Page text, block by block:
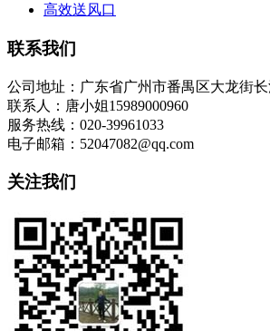
高效送风口
联系我们
公司地址：广东省广州市番禺区大龙街
联系人：唐小姐15989000960
服务热线：020-39961033
电子邮箱：52047082@qq.com
关注我们